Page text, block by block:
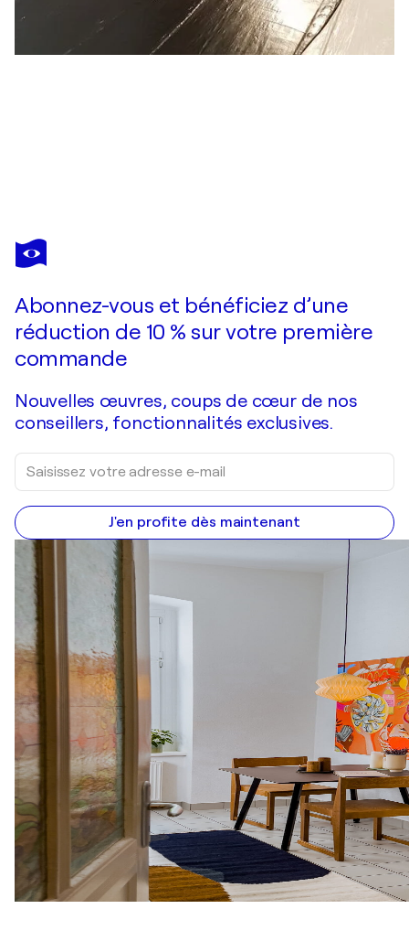
FRÉDÉRIC HALBREICH
ALUMINESCENCE VIII
Abonnez-vous et bénéficiez d’une
réduction de 10 % sur votre première
commande
Nouvelles œuvres, coups de cœur de nos
conseillers, fonctionnalités exclusives.
J'en profite dès maintenant